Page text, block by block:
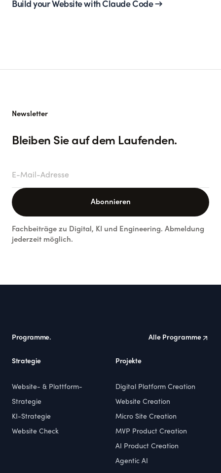
Build your Website with Claude Code→
Newsletter
Bleiben Sie auf dem Laufenden.
E-Mail-Adresse
Abonnieren
Fachbeiträge zu Digital, KI und Engineering. Abmeldung
jederzeit möglich.
Programme. Alle Programme
Strategie
Website- & Plattform-
Strategie
KI-Strategie
Website Check
Projekte
Digital Platform Creation
Website Creation
Micro Site Creation
MVP Product Creation
AI Product Creation
Agentic AI